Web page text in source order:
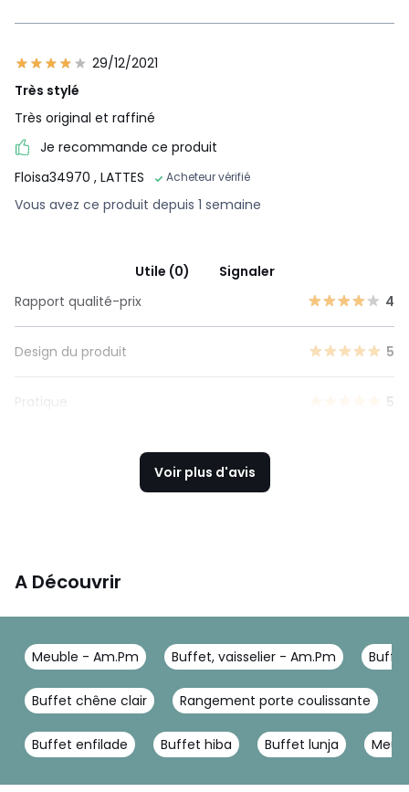
29/12/2021
Très stylé
Très original et raffiné
Je recommande ce produit
Floisa34970 , LATTES Acheteur vérifié
Vous avez ce produit depuis 1 semaine
Utile (0)
Signaler
Rapport qualité-prix
4
Design du produit 5
Pratique 5
Voir plus d'avis
A Découvrir
Meuble - Am.Pm Buffet, vaisselier - Am.Pm
Buffet chêne clair Rangement porte coulissante
Buffet enfilade Buffet hiba Buffet lunja